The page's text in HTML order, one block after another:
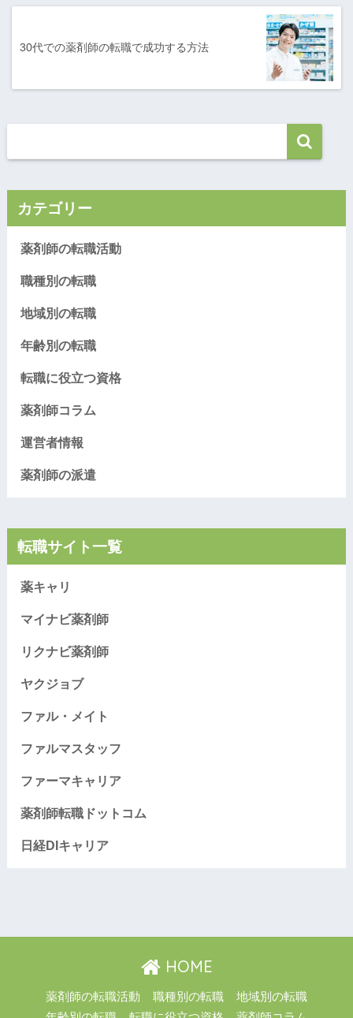
30代での薬剤師の転職で成功する方法
カテゴリー
薬剤師の転職活動
職種別の転職
地域別の転職
年齢別の転職
転職に役立つ資格
薬剤師コラム
運営者情報
薬剤師の派遣
転職サイト一覧
薬キャリ
マイナビ薬剤師
リクナビ薬剤師
ヤクジョブ
ファル・メイト
ファルマスタッフ
ファーマキャリア
薬剤師転職ドットコム
日経DIキャリア
HOME
薬剤師の転職活動 職種別の転職
地域別の転職